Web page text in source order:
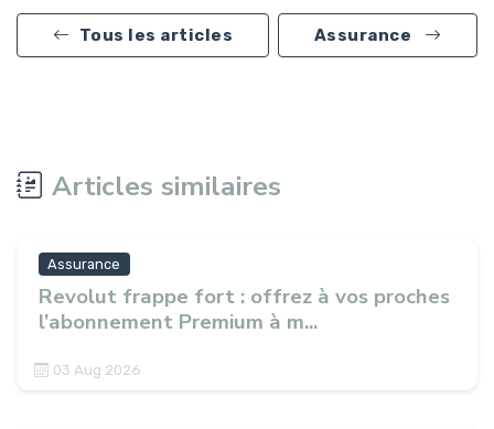
Tous les articles Assurance
Articles similaires
Assurance
Revolut frappe fort : offrez à vos proches
l’abonnement Premium à m...
03 Aug 2026